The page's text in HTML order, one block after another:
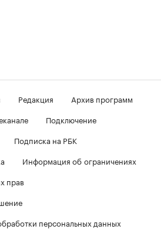
Редакция
Архив программ
Подключение
Подписка на РБК
Информация об ограничениях
прав
персональных данных